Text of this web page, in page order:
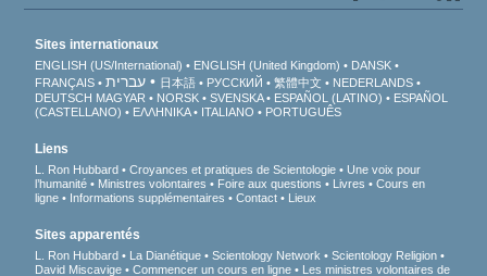
Sites internationaux
ENGLISH (US/International) ENGLISH (United Kingdom)
DANSK
FRANÇAIS
עברית 日本語 РУССКИЙ 繁體中文
NEDERLANDS
DEUTSCH MAGYAR NORSK SVENSKA ESPAÑOL (LATINO)
ESPAÑOL
(CASTELLANO)
ΕΛΛΗΝΙΚA ITALIANO PORTUGUÊS
Liens
L. Ron Hubbard Croyances et pratiques de Scientologie
Une voix pour
l’humanité
Ministres volontaires Foire aux questions Livres
Cours en
ligne
Informations supplémentaires Contact Lieux
Sites apparentés
L. Ron Hubbard La Dianétique Scientology Network
Scientology Religion
David Miscavige
Commencer un cours en ligne Les ministres volontaires de